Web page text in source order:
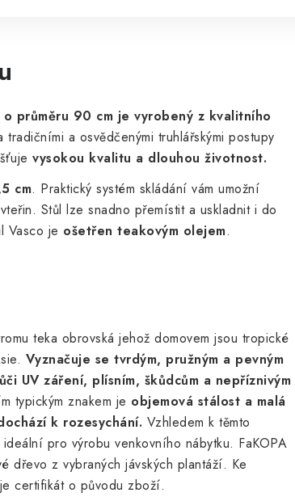
o průměru 90 cm je vyrobený z kvalitního
tradičními a osvědčenými truhlářskými postupy
vysokou kvalitu a dlouhou životnost.
cm. Praktický systém skládání vám umožní
Stůl lze snadno přemístit a uskladnit i do
Vasco je ošetřen teakovým olejem.
teka obrovská jehož domovem jsou tropické
Vyznačuje se tvrdým, pružným a pevným
UV záření, plísním, škůdcům a nepříznivým
typickým znakem je objemová stálost a malá
k rozesychání. Vzhledem k těmto
pro výrobu venkovního nábytku. FaKOPA
dřevo z vybraných jávských plantáží. Ke
certifikát o původu zboží.